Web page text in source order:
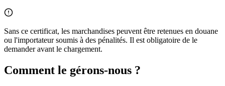
Sans ce certificat, les marchandises peuvent être retenues en douane
ou l'importateur soumis à des pénalités. Il est obligatoire de le
demander avant le chargement.
Comment le gérons-nous ?